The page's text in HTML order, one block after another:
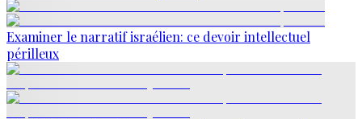
Examiner le narratif israélien: ce devoir intellectuel
périlleux